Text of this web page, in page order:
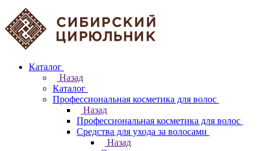
Каталог
Назад
Каталог
Профессиональная косметика для волос
Назад
Профессиональная косметика для волос
Средства для ухода за волосами
Назад